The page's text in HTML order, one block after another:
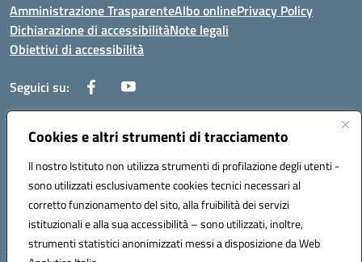
Cookies e altri strumenti di tracciamento
Il nostro Istituto non utilizza strumenti di profilazione degli utenti -
sono utilizzati esclusivamente cookies tecnici necessari al
corretto funzionamento del sito, alla fruibilità dei servizi
istituzionali e alla sua accessibilità – sono utilizzati, inoltre,
strumenti statistici anonimizzati messi a disposizione da Web
Amministrazione TrasparenteAlbo onlinePrivacy Policy
Dichiarazione di accessibilitàNote legali
Obiettivi di accessibilità
Seguici su:
Corso Roma, 1 71100 FOGGIA (FG)
Codice meccanografico: FGPM03000E
Mail: FGPM03000E@istruzione.it - PEC:
FGPM03000E@pec.istruzione.it
Codice fiscale: 80002240713